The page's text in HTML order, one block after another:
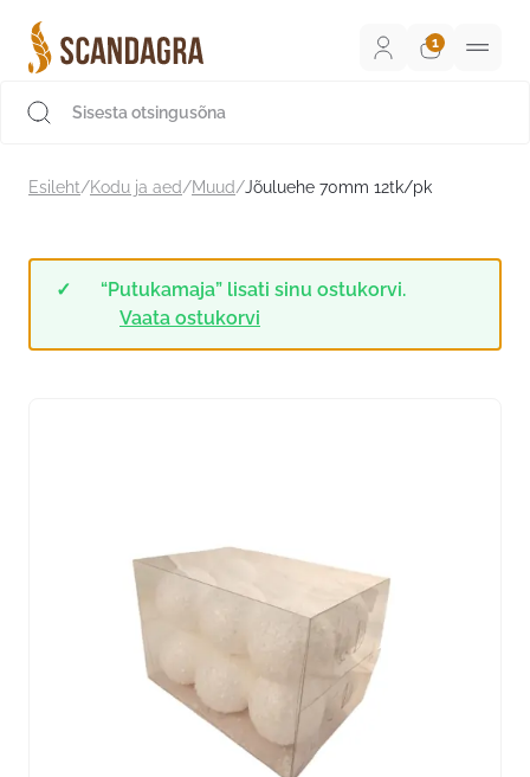
sisu
juurde
Esileht/Kodu ja aed/Muud/Jõuluehe 70mm 12tk/pk
“Putukamaja” lisati sinu ostukorvi.
Vaata ostukorvi